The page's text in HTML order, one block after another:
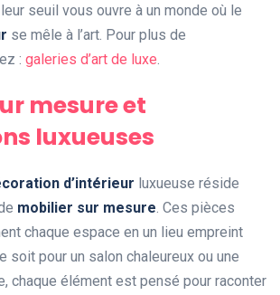
seuil vous ouvre à un monde où le
se mêle à l’art. Pour plus de
: galeries d’art de luxe
mesure et
luxueuses
d’intérieur luxueuse réside
mobilier sur mesure . Ces pièces
chaque espace en un lieu empreint
soit pour un salon chaleureux ou une
chaque élément est pensé pour raconter